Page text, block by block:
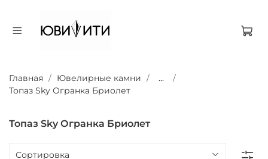
Главная Ювелирные камни
...
Топаз Sky Огранка Бриолет
Топаз Sky Огранка Бриолет